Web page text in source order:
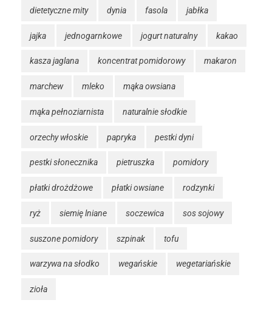
dietetyczne mity dynia fasola jabłka
jajka jednogarnkowe jogurt naturalny kakao
kasza jaglana koncentrat pomidorowy makaron
marchew mleko mąka owsiana
mąka pełnoziarnista naturalnie słodkie
orzechy włoskie papryka pestki dyni
pestki słonecznika pietruszka pomidory
płatki drożdżowe płatki owsiane rodzynki
ryż siemię lniane soczewica sos sojowy
suszone pomidory szpinak tofu
warzywa na słodko wegańskie wegetariańskie
zioła